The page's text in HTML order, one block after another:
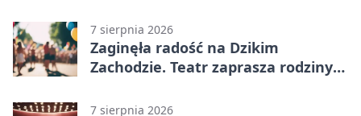
7 sierpnia 2026
Zaginęła radość na Dzikim
Zachodzie. Teatr zaprasza rodziny
7 sierpnia 2026